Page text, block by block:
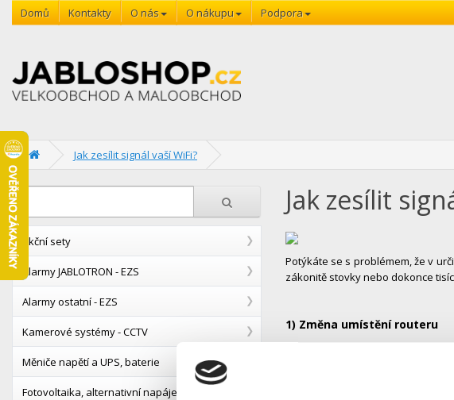
Domů Kontakty O nás O nákupu Podpora
Jak zesílit signál vaší WiFi?
Akční sety
Alarmy JABLOTRON - EZS
Alarmy ostatní - EZS
Kamerové systémy - CCTV
Měniče napětí a UPS, baterie
Fotovoltaika, alternativní napájení
Jak zesílit
Potýkáte se s problémem, že v
zákonitě stovky nebo dokonce
1) Změna umístění routeru
Nejlevnější variantou, jak
dosáhnout perfektních
středu vašeho bytu či domu.